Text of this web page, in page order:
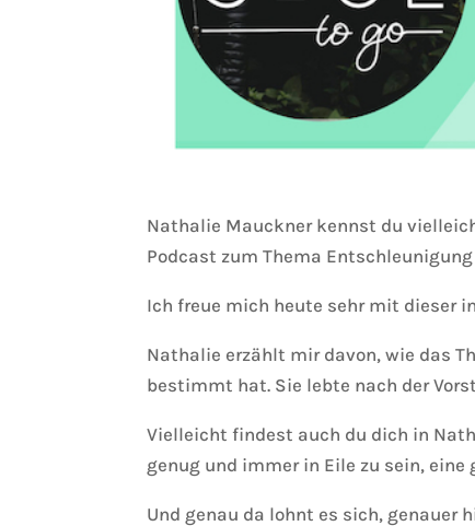
Nathalie Mauckner kennst du
Podcast zum Thema
Ich freue mich heute sehr mit dieser
Nathalie erzählt mir davon, wie das
bestimmt hat. Sie lebte nach der
Vielleicht findest auch du dich in
genug und immer in Eile zu sein, eine
Und genau da lohnt es sich, genauer